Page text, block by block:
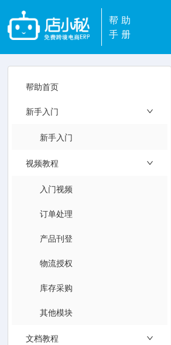
帮助
手册
帮助首页
新手入门
新手入门
视频教程
入门视频
订单处理
产品刊登
物流授权
库存采购
其他模块
文档教程